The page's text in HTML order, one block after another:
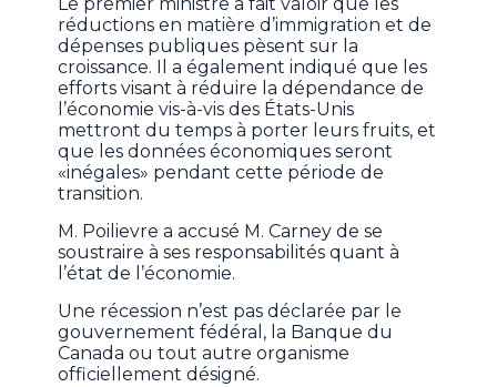
réductions en matière d’immigration et de
dépenses publiques pèsent sur la
croissance. Il a également indiqué que les
efforts visant à réduire la dépendance de
l’économie vis-à-vis des États-Unis
mettront du temps à porter leurs fruits, et
que les données économiques seront
«inégales» pendant cette période de
transition.
M. Poilievre a accusé M. Carney de se
soustraire à ses responsabilités quant à
l’état de l’économie.
Une récession n’est pas déclarée par le
gouvernement fédéral, la Banque du
Canada ou tout autre organisme
officiellement désigné.